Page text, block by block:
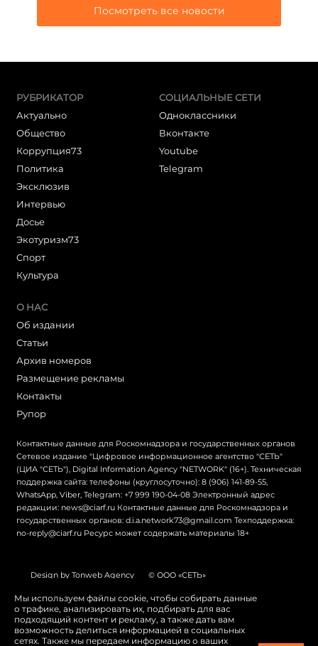
Посмотреть все новости
РУБРИКАТОР
Актуально
Общество
Коррупция73
Политика
Эксклюзив
Интервью
Досье
Экотуризм73
Cпорт
Культура
СОЦИАЛЬНЫЕ СЕТИ
Одноклассники
Вконтакте
Youtube
Telegram
О НАС
Об издании
Статьи
Архив номеров
Размещение рекламы
Контакты
Рупор
Контактные данные для Роскомнадзора и государственных органов
Сетевое издание "Цифровое информационное агентство "СЕТЬ"
(ЦИА "СЕТЬ"), Digital Information Agency "NETWORK" (16+). Техническая
поддержка сайта: телефоны (круглосуточно): 8 (906) 141-89-55,
WhatsApp, Viber, Telegram: +7 999 190-04-08 Электронный адрес
редакции: news@ciarf.ru Контактные данные для Роскомнадзора и
государственных органов: d.i.a.network73@gmail.com Техподдержка:
no-reply@ciarf.ru Ресурс может содержать материалы 18+
Design by Tonweb Agency © ООО «СЕТЬ»
Политика конфиденциальности Карта сайта
Switch to English
Мы используем файлы cookie, чтобы собирать данные
о трафике, анализировать их, подбирать для вас
подходящий контент и рекламу, а также дать вам
возможность делиться информацией в социальных
сетях. Также мы передаем информацию о ваших